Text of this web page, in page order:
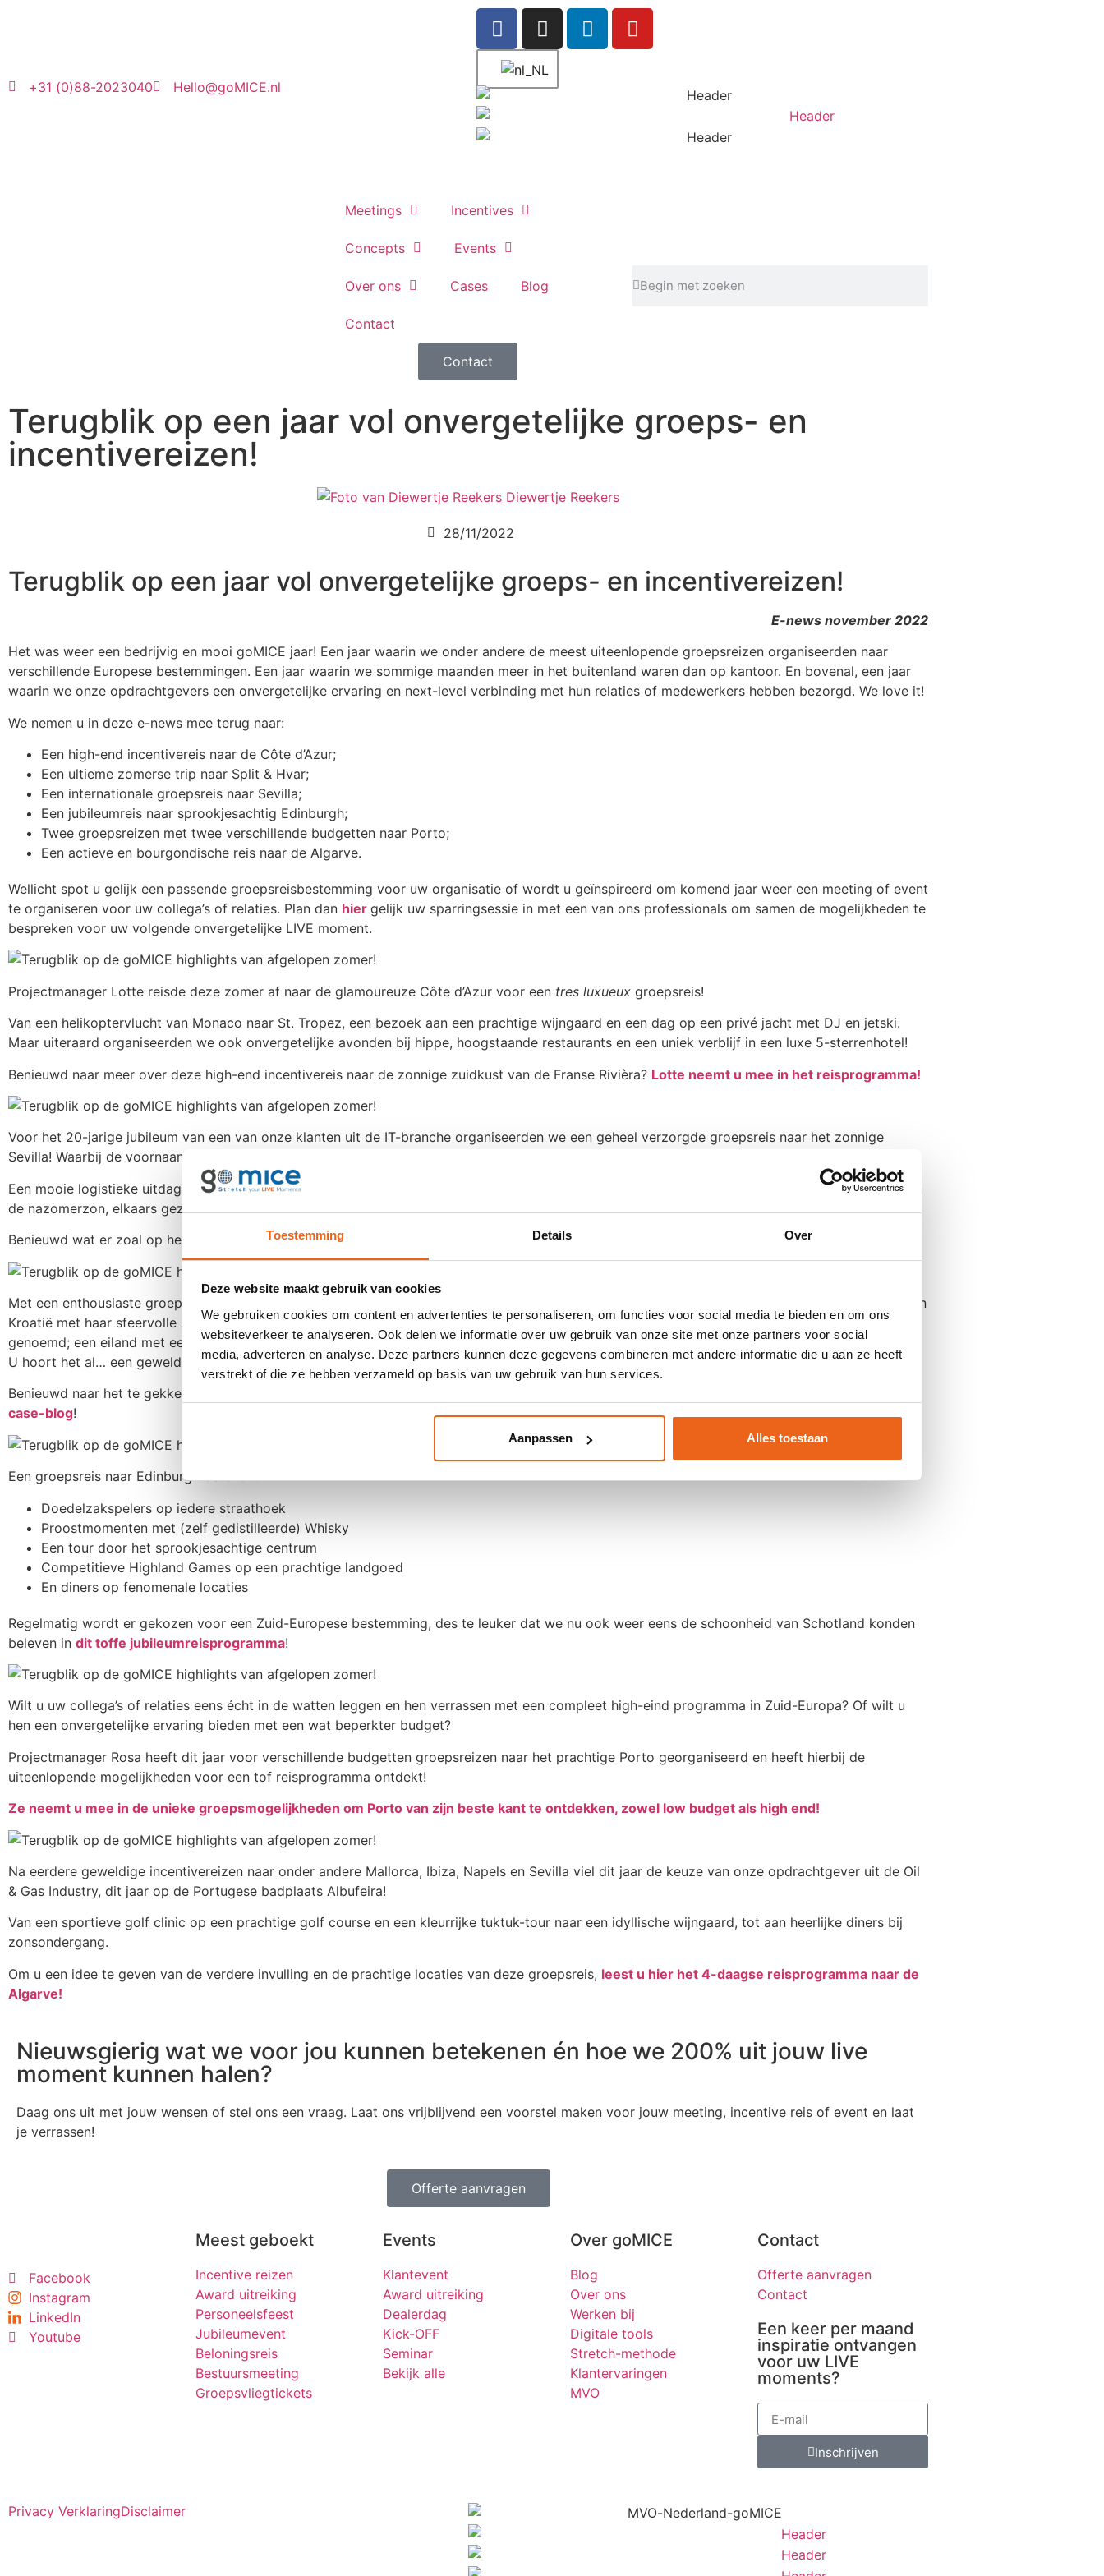
Toestemming Details Over
Deze website maakt gebruik van cookies
We gebruiken cookies om content en advertenties te personaliseren, om functies voor social media te bieden en om ons
websiteverkeer te analyseren. Ook delen we informatie over uw gebruik van onze site met onze partners voor social
media, adverteren en analyse. Deze partners kunnen deze gegevens combineren met andere informatie die u aan ze heeft
verstrekt of die ze hebben verzameld op basis van uw gebruik van hun services.
Aanpassen Alles toestaan
+31 (0)88-2023040 Hello@goMICE.nl
Meetings Incentives
Concepts Events
Over ons Cases Blog
Contact
Contact
Terugblik op een jaar vol onvergetelijke groeps- en
incentivereizen!
Diewertje Reekers
28/11/2022
Terugblik op een jaar vol onvergetelijke groeps- en incentivereizen!
E-news november 2022
Het was weer een bedrijvig en mooi goMICE jaar! Een jaar waarin we onder andere de meest uiteenlopende groepsreizen organiseerden naar
verschillende Europese bestemmingen. Een jaar waarin we sommige maanden meer in het buitenland waren dan op kantoor. En bovenal, een jaar
waarin we onze opdrachtgevers een onvergetelijke ervaring en next-level verbinding met hun relaties of medewerkers hebben bezorgd. We love it!
We nemen u in deze e-news mee terug naar:
Een high-end incentivereis naar de Côte d’Azur;
Een ultieme zomerse trip naar Split & Hvar;
Een internationale groepsreis naar Sevilla;
Een jubileumreis naar sprookjesachtig Edinburgh;
Twee groepsreizen met twee verschillende budgetten naar Porto;
Een actieve en bourgondische reis naar de Algarve.
Wellicht spot u gelijk een passende groepsreisbestemming voor uw organisatie of wordt u geïnspireerd om komend jaar weer een meeting of event
te organiseren voor uw collega’s of relaties. Plan dan hier gelijk uw sparringsessie in met een van ons professionals om samen de mogelijkheden te
bespreken voor uw volgende onvergetelijke LIVE moment.
Projectmanager Lotte reisde deze zomer af naar de glamoureuze Côte d’Azur voor een tres luxueux groepsreis!
Van een helikoptervlucht van Monaco naar St. Tropez, een bezoek aan een prachtige wijngaard en een dag op een privé jacht met DJ en jetski.
Maar uiteraard organiseerden we ook onvergetelijke avonden bij hippe, hoogstaande restaurants en een uniek verblijf in een luxe 5-sterrenhotel!
Benieuwd naar meer over deze high-end incentivereis naar de zonnige zuidkust van de Franse Rivièra? Lotte neemt u mee in het reisprogramma!
Voor het 20-jarige jubileum van een van onze klanten uit de IT-branche organiseerden we een geheel verzorgde groepsreis naar het zonnige
Sevilla! Waarbij de voornaamste wens was om alle 100 collega’s vanuit de hele wereld op één plek samen te brengen.
Een mooie logistieke uitdaging die we met succes vervuld hebben, dankzij onze expertise in zakenreizen en groepsvluchten! De groep genoot van
de nazomerzon, elkaars gezelschap en bovenal het leuke reisprogramma!
Benieuwd wat er zoal op het 3-daagse reisprogramma stond?
Ga digitaal met ons mee naar deze geweldige Zuid-Spaanse stad!
Met een enthousiaste groep van 170 young professionals reisden we in juni af naar het zonnige Split & Hvar! Split is één van de mooiste steden van
Kroatië met haar sfeervolle straten, gezellige Riva boulevard en architectonische hoogtepunten. Hvar wordt ook wel het Ibiza van Kroatië
genoemd; een eiland met een bruisend nachtleven, omgeven door azuurblauwe wateren en prachtige lavendelvelden.
U hoort het al… een geweldig combinatie van bestemmingen, wat ook deze reis weer ten volste bleek!
Benieuwd naar het te gekke Kroatische reisprogramma van deze enthousiaste groep young professionals?
case-blog!
Een groepsreis naar Edinburgh betekent…
Doedelzakspelers op iedere straathoek
Proostmomenten met (zelf gedistilleerde) Whisky
Een tour door het sprookjesachtige centrum
Competitieve Highland Games op een prachtige landgoed
En diners op fenomenale locaties
Regelmatig wordt er gekozen voor een Zuid-Europese bestemming, des te leuker dat we nu ook weer eens de schoonheid van Schotland konden
beleven in dit toffe jubileumreisprogramma!
Wilt u uw collega’s of relaties eens écht in de watten leggen en hen verrassen met een compleet high-eind programma in Zuid-Europa? Of wilt u
hen een onvergetelijke ervaring bieden met een wat beperkter budget?
Projectmanager Rosa heeft dit jaar voor verschillende budgetten groepsreizen naar het prachtige Porto georganiseerd en heeft hierbij de
uiteenlopende mogelijkheden voor een tof reisprogramma ontdekt!
Ze neemt u mee in de unieke groepsmogelijkheden om Porto van zijn beste kant te ontdekken, zowel low budget als high end!
Na eerdere geweldige incentivereizen naar onder andere Mallorca, Ibiza, Napels en Sevilla viel dit jaar de keuze van onze opdrachtgever uit de Oil
& Gas Industry, dit jaar op de Portugese badplaats Albufeira!
Van een sportieve golf clinic op een prachtige golf course en een kleurrijke tuktuk-tour naar een idyllische wijngaard, tot aan heerlijke diners bij
zonsondergang.
Om u een idee te geven van de verdere invulling en de prachtige locaties van deze groepsreis, leest u hier het 4-daagse reisprogramma naar de
Algarve!
Nieuwsgierig wat we voor jou kunnen betekenen én hoe we 200% uit jouw live
moment kunnen halen?
Daag ons uit met jouw wensen of stel ons een vraag. Laat ons vrijblijvend een voorstel maken voor jouw meeting, incentive reis of event en laat
je verrassen!
Offerte aanvragen
Facebook
Instagram
LinkedIn
Youtube
Meest geboekt
Incentive reizen
Award uitreiking
Personeelsfeest
Jubileumevent
Beloningsreis
Bestuursmeeting
Groepsvliegtickets
Events
Klantevent
Award uitreiking
Dealerdag
Kick-OFF
Seminar
Bekijk alle
Over goMICE
Blog
Over ons
Werken bij
Digitale tools
Stretch-methode
Klantervaringen
MVO
Contact
Offerte aanvragen
Contact
Een keer per maand
inspiratie ontvangen
voor uw LIVE
moments?
Inschrijven
Privacy VerklaringDisclaimer